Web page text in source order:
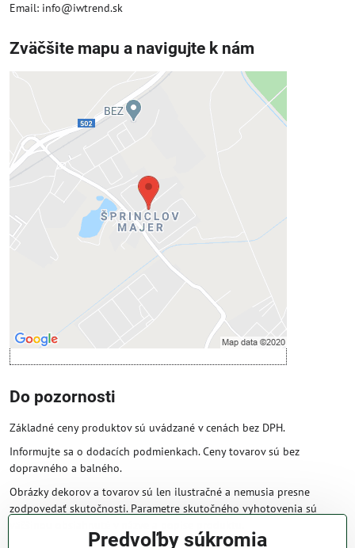
Email: info@iwtrend.sk
Zväčšite mapu a navigujte k nám
Externý obsah je blokovaný
Prajete si načítať externý obsah?
Povoliť tentokrát
Povoliť a zapamätať - súhlas s druhom
cookie: Funkčné
Otvoriť obsah v novom okne
Do pozornosti
Základné ceny produktov sú uvádzané v cenách bez DPH.
Informujte sa o dodacích podmienkach. Ceny tovarov sú bez
dopravného a balného.
Obrázky dekorov a tovarov sú len ilustračné a nemusia presne
zodpovedať skutočnosti. Parametre skutočného vyhotovenia sú
Predvoľby súkromia